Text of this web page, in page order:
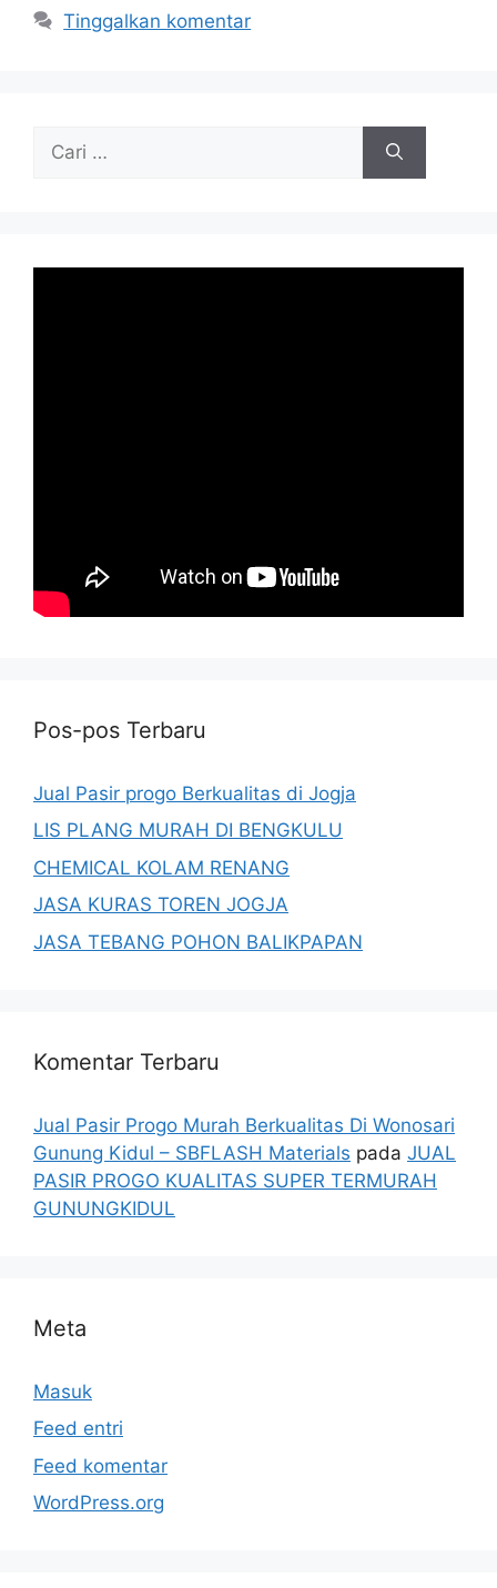
Tinggalkan komentar
untuk:
Pos-pos Terbaru
Jual Pasir progo Berkualitas di Jogja
LIS PLANG MURAH DI BENGKULU
CHEMICAL KOLAM RENANG
JASA KURAS TOREN JOGJA
JASA TEBANG POHON BALIKPAPAN
Komentar Terbaru
Jual Pasir Progo Murah Berkualitas Di Wonosari
Gunung Kidul – SBFLASH Materials pada JUAL
PASIR PROGO KUALITAS SUPER TERMURAH
GUNUNGKIDUL
Meta
Masuk
Feed entri
Feed komentar
WordPress.org